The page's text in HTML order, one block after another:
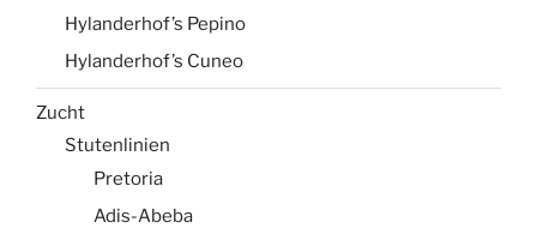
Hylanderhof’s Pepino
Hylanderhof’s Cuneo
Zucht
Stutenlinien
Pretoria
Adis-Abeba